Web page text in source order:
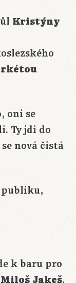
Kristýny
oni se
Ty jdi do
nová čistá
publiku,
k baru pro
Miloš Jakeš.